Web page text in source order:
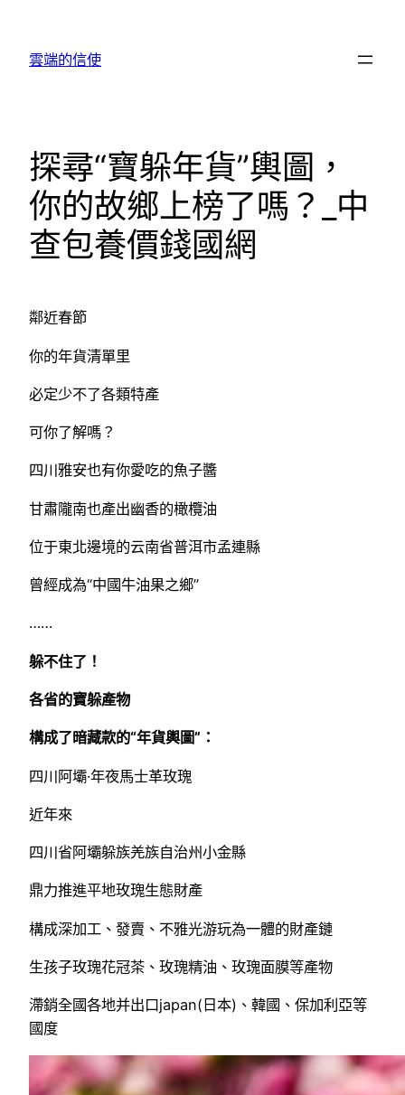
雲端的信使
探尋“寶躲年貨”輿圖，
你的故鄉上榜了嗎？_中
查包養價錢國網
鄰近春節
你的年貨清單里
必定少不了各類特產
可你了解嗎？
四川雅安也有你愛吃的魚子醬
甘肅隴南也產出幽香的橄欖油
位于東北邊境的云南省普洱市孟連縣
曾經成為“中國牛油果之鄉”
……
躲不住了！
各省的寶躲產物
構成了暗藏款的“年貨輿圖”：
四川阿壩·年夜馬士革玫瑰
近年來
四川省阿壩躲族羌族自治州小金縣
鼎力推進平地玫瑰生態財產
構成深加工、發賣、不雅光游玩為一體的財產鏈
生孩子玫瑰花冠茶、玫瑰精油、玫瑰面膜等產物
滯銷全國各地并出口japan(日本)、韓國、保加利亞等
國度